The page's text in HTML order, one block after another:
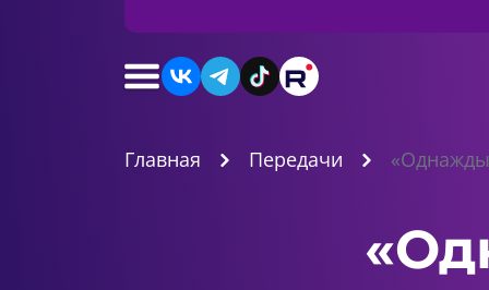
Главная Передачи